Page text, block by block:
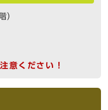
）
意ください！